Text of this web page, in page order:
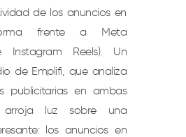
de los anuncios en
frente a Meta
Instagram Reels). Un
de Emplifi, que analiza
publicitarias en ambas
arroja luz sobre una
los anuncios en